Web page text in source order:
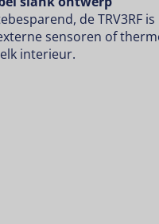
de TRV3RF is
sensoren of
interieur.